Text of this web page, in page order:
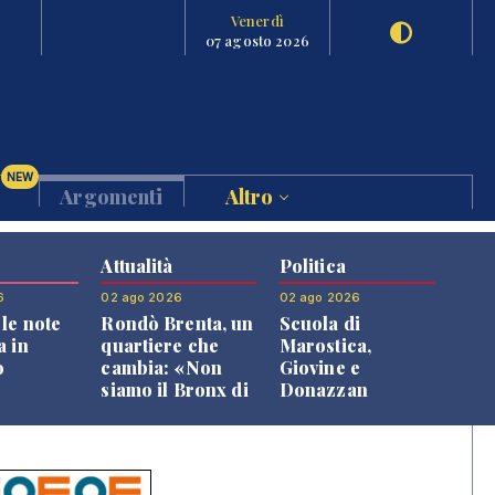
Venerdì
07 agosto 2026
NEW
Argomenti Altro
note
in
Attualità
02 ago 2026
Rondò Brenta, un
quartiere che
cambia: «Non
siamo il Bronx di
Politica
02 ago 2026
Scuola di
Marostica,
Giovine e
Donazzan